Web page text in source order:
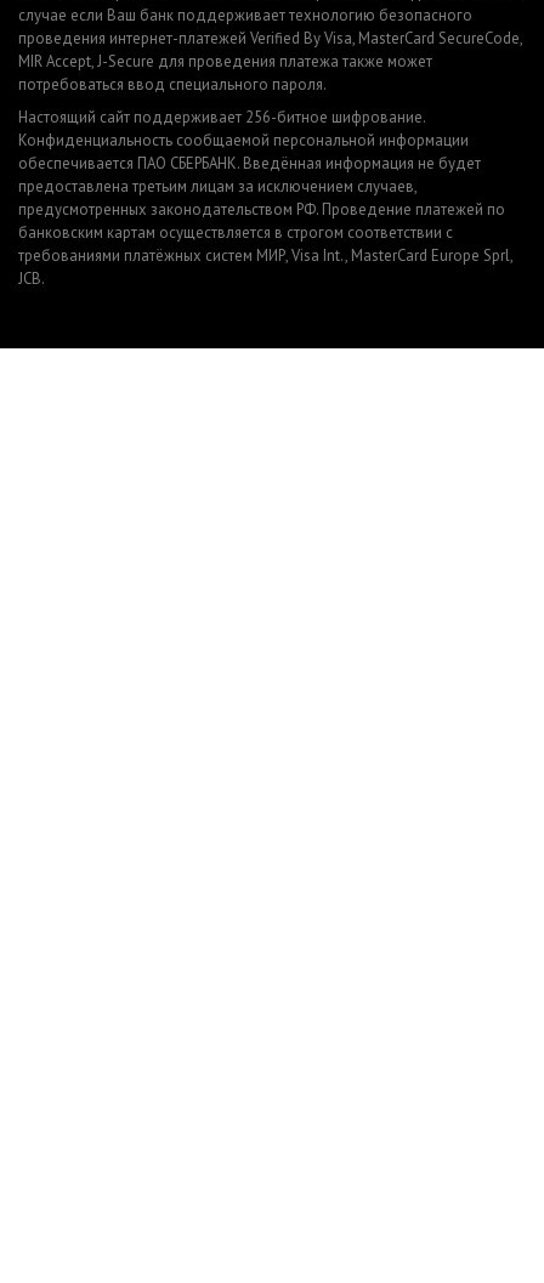
случае если Ваш банк поддерживает технологию безопасного
проведения интернет-платежей Verified By Visa, MasterCard SecureCode,
MIR Accept, J-Secure для проведения платежа также может
потребоваться ввод специального пароля.
Настоящий сайт поддерживает 256-битное шифрование.
Конфиденциальность сообщаемой персональной информации
обеспечивается ПАО СБЕРБАНК. Введённая информация не будет
предоставлена третьим лицам за исключением случаев,
предусмотренных законодательством РФ. Проведение платежей по
банковским картам осуществляется в строгом соответствии с
требованиями платёжных систем МИР, Visa Int., MasterCard Europe Sprl,
JCB.